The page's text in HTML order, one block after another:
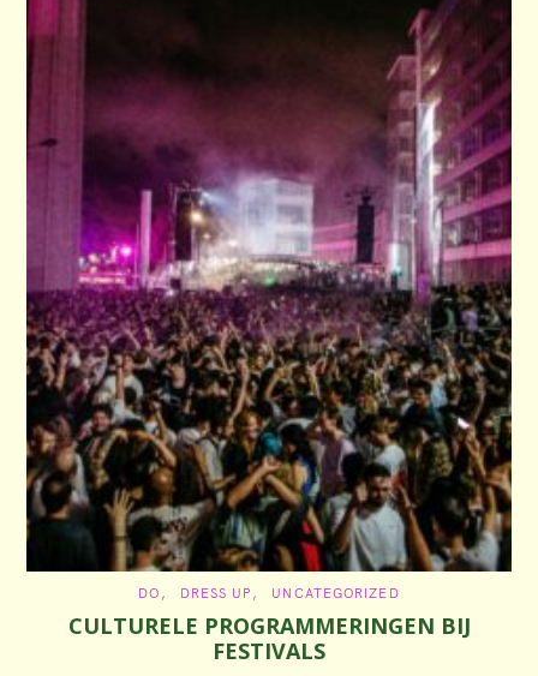
C
T
E
G
O
DO DRESS UP UNCATEGORIZED
CULTURELE PROGRAMMERINGEN BIJ
FESTIVALS